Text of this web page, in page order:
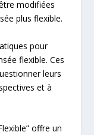
modifiées
plus flexible.
pour
flexible. Ces
leurs
et à
offre un